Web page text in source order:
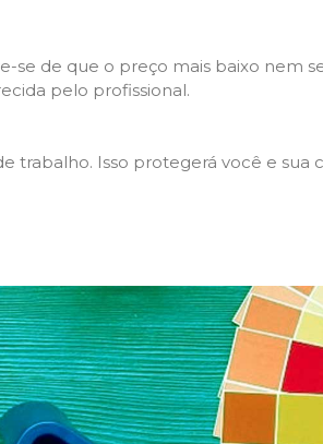
se de que o preço mais baixo nem
pelo profissional.
trabalho. Isso protegerá você e sua